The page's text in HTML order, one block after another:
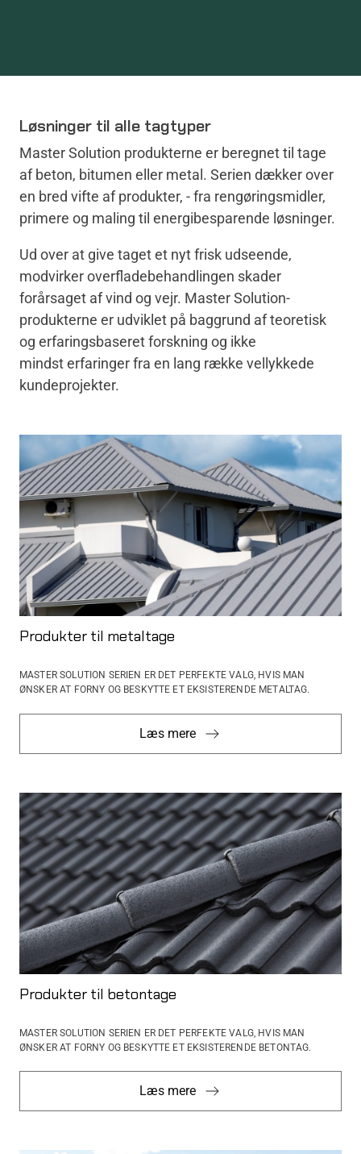
Løsninger til alle tagtyper
Master Solution produkterne er beregnet til tage
af beton, bitumen eller metal. Serien dækker over
en bred vifte af produkter, - fra rengøringsmidler,
primere og maling til energibesparende løsninger.
Ud over at give taget et nyt frisk udseende,
modvirker overfladebehandlingen skader
forårsaget af vind og vejr. Master Solution-
produkterne er udviklet på baggrund af teoretisk
og erfaringsbaseret forskning og ikke
mindst erfaringer fra en lang række vellykkede
kundeprojekter.
Produkter til metaltage
MASTER SOLUTION SERIEN ER DET PERFEKTE VALG, HVIS MAN
ØNSKER AT FORNY OG BESKYTTE ET ​​EKSISTERENDE METALTAG.
Læs mere
Produkter til betontage
MASTER SOLUTION SERIEN ER DET PERFEKTE VALG, HVIS MAN
ØNSKER AT FORNY OG BESKYTTE ET ​​EKSISTERENDE BETONTAG.
Læs mere